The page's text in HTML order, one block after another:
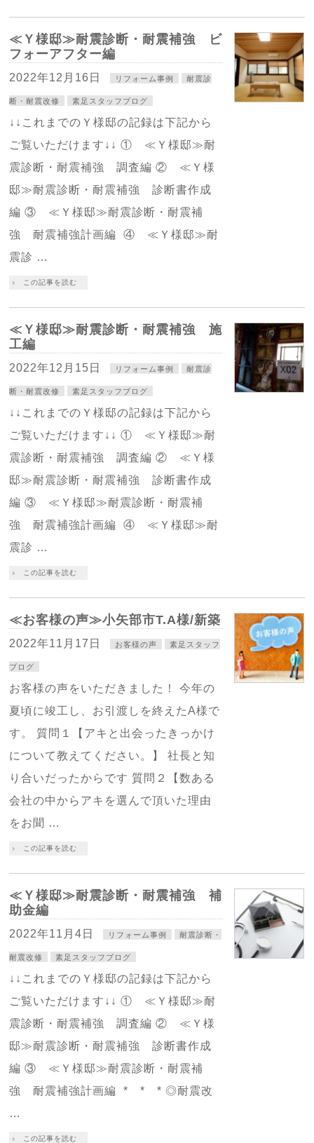
≪Ｙ様邸≫耐震診断・耐震補強 ビ
フォーアフター編
2022年12月16日 リフォーム事例 耐震診
断・耐震改修 素足スタッフブログ
↓↓これまでのＹ様邸の記録は下記から
ご覧いただけます↓↓ ① ≪Ｙ様邸≫耐
震診断・耐震補強 調査編 ② ≪Ｙ様
邸≫耐震診断・耐震補強 診断書作成
編 ③ ≪Ｙ様邸≫耐震診断・耐震補
強 耐震補強計画編 ④ ≪Ｙ様邸≫耐
震診 …
この記事を読む
≪Ｙ様邸≫耐震診断・耐震補強 施
工編
2022年12月15日 リフォーム事例 耐震診
断・耐震改修 素足スタッフブログ
↓↓これまでのＹ様邸の記録は下記から
ご覧いただけます↓↓ ① ≪Ｙ様邸≫耐
震診断・耐震補強 調査編 ② ≪Ｙ様
邸≫耐震診断・耐震補強 診断書作成
編 ③ ≪Ｙ様邸≫耐震診断・耐震補
強 耐震補強計画編 ④ ≪Ｙ様邸≫耐
震診 …
この記事を読む
≪お客様の声≫小矢部市T.A様/新築
2022年11月17日 お客様の声 素足スタッフ
ブログ
お客様の声をいただきました！ 今年の
夏頃に竣工し、お引渡しを終えたA様で
す。 質問１【アキと出会ったきっかけ
について教えてください。】 社長と知
り合いだったからです 質問２【数ある
会社の中からアキを選んで頂いた理由
をお聞 …
この記事を読む
≪Ｙ様邸≫耐震診断・耐震補強 補
助金編
2022年11月4日 リフォーム事例 耐震診断・
耐震改修 素足スタッフブログ
↓↓これまでのＹ様邸の記録は下記から
ご覧いただけます↓↓ ① ≪Ｙ様邸≫耐
震診断・耐震補強 調査編 ② ≪Ｙ様
邸≫耐震診断・耐震補強 診断書作成
編 ③ ≪Ｙ様邸≫耐震診断・耐震補
強 耐震補強計画編 * * * ◎耐震改
…
この記事を読む